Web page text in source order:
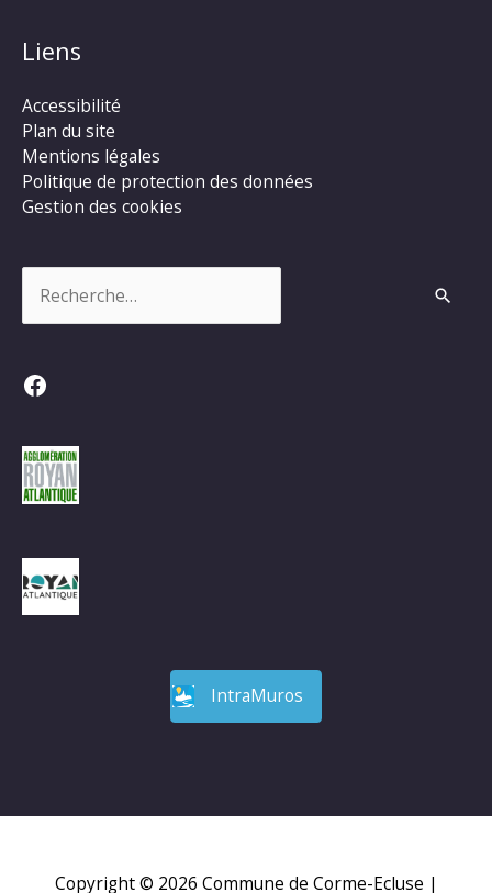
Liens
Accessibilité
Plan du site
Mentions légales
Politique de protection des données
Gestion des cookies
Facebook
IntraMuros
Copyright © 2026 Commune de Corme-Ecluse |